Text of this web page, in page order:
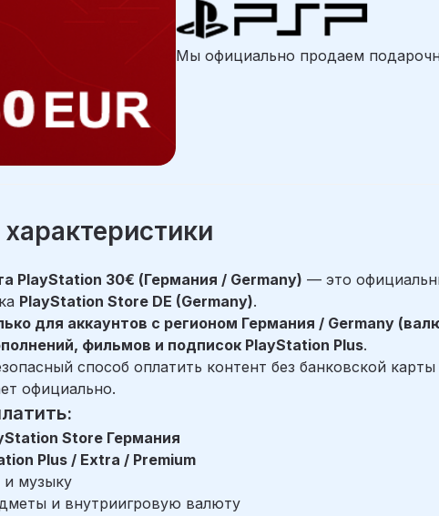
Мы официально продаем
PlayStation 30€ (Германия / Germany) — это
PlayStation Store DE (Germany).
для аккаунтов с регионом Германия / Germany
фильмов и подписок PlayStation Plus.
способ оплатить контент без банковской
официально.
Store Германия
Plus / Extra / Premium
музыку
и внутриигровую валюту